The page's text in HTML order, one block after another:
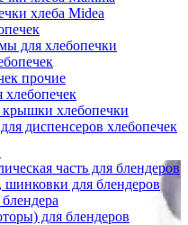
хлеба Midea
для хлебопечки
прочие
хлебопечек
хлебопечки
диспенсеров хлебопечек
часть для блендеров
шинковки для блендеров
для блендеров